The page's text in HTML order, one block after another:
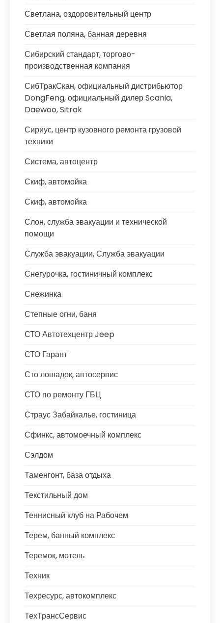
Светлана, оздоровительный центр
Светлая поляна, банная деревня
Сибирский стандарт, торгово-
производственная компания
СибТракСкан, официальный дистрибьютор
DongFeng, официальный дилер Scania,
Daewoo, Sitrak
Сириус, центр кузовного ремонта грузовой
техники
Система, автоцентр
Скиф, автомойка
Скиф, автомойка
Слон, служба эвакуации и технической
помощи
Служба эвакуации, Служба эвакуации
Снегурочка, гостиничный комплекс
Снежинка
Степные огни, баня
СТО Автотехцентр Jeep
СТО Гарант
Сто лошадок, автосервис
СТО по ремонту ГБЦ
Страус Забайкалье, гостиница
Сфинкс, автомоечный комплекс
Сэлдом
Таменгонт, база отдыха
Текстильный дом
Теннисный клуб на Рабочем
Терем, банный комплекс
Теремок, мотель
Техник
Техресурс, автокомплекс
ТехТрансСервис